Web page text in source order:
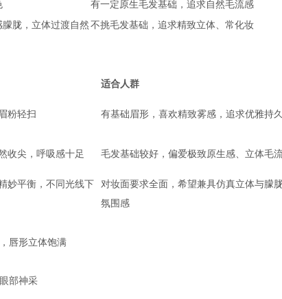
有一定原生毛发基础，追求自然毛流感
胧，立体过渡自然不挑毛发基础，追求精致立体、常化妆
适合人群
粉轻扫 有基础眉形，喜欢精致雾感，追求优雅持久
收尖，呼吸感十足 毛发基础较好，偏爱极致原生感、立体毛
妙平衡，不同光线下
对妆面要求全面，希望兼具仿真立体与朦
氛围感
唇形立体饱满
部神采